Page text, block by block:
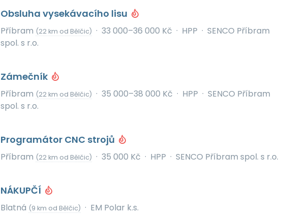
Obsluha vysekávacího lisu
Příbram (22 km od Bělčic) · 33 000–36 000 Kč · HPP · SENCO Příbram
spol. s r.o.
Zámečník
Příbram (22 km od Bělčic) · 35 000–38 000 Kč · HPP · SENCO Příbram
spol. s r.o.
Programátor CNC strojů
Příbram (22 km od Bělčic) · 35 000 Kč · HPP · SENCO Příbram spol. s r.o.
NÁKUPČÍ
Blatná (9 km od Bělčic) · EM Polar k.s.